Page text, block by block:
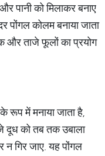
पानी को मिलाकर बनाए
पोंगल कोलम बनाया जाता
और ताजे फूलों का प्रयोग
रूप में मनाया जाता है,
दूध को तब तक उबाला
गिर जाए. यह पोंगल